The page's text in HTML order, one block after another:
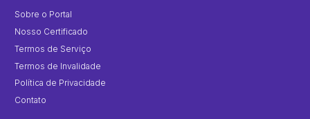
Sobre o Portal
Nosso Certificado
Termos de Serviço
Termos de Invalidade
Política de Privacidade
Contato